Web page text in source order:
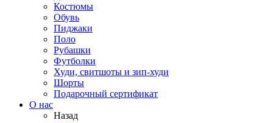
Костюмы
Обувь
Пиджаки
Поло
Рубашки
Футболки
Худи, свитшоты и зип-худи
Шорты
Подарочный сертификат
О нас
Назад